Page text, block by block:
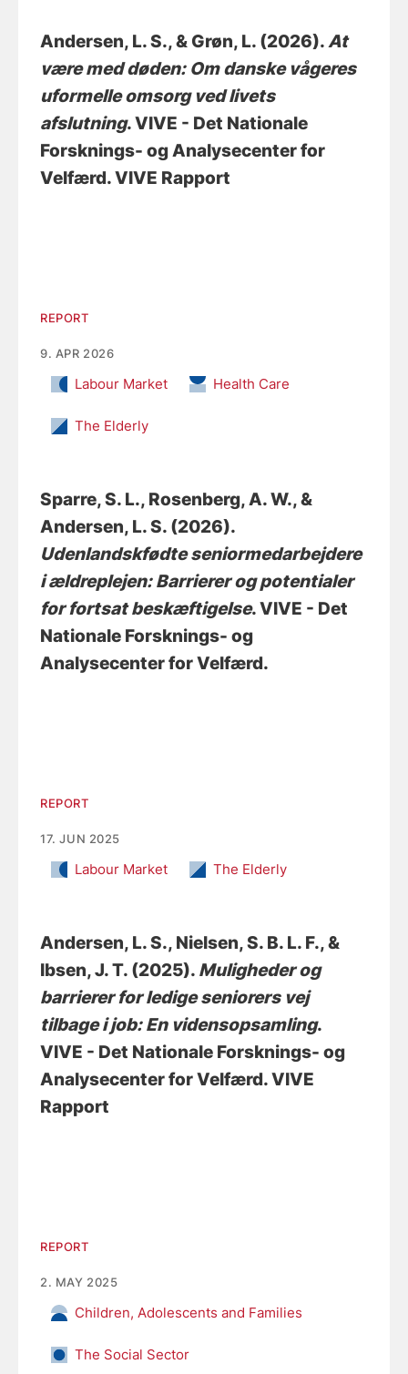
Andersen, L. S., & Grøn, L. (2026).At
være med døden: Om danske vågeres
uformelle omsorg ved livets
afslutning. VIVE - Det Nationale
Forsknings- og Analysecenter for
Velfærd. VIVE Rapport
REPORT
9. APR 2026
Labour Market Health Care
The Elderly
Sparre, S. L., Rosenberg, A. W., &
Andersen, L. S. (2026).
Udenlandskfødte seniormedarbejdere
i ældreplejen: Barrierer og potentialer
for fortsat beskæftigelse. VIVE - Det
Nationale Forsknings- og
Analysecenter for Velfærd.
REPORT
17. JUN 2025
Labour Market The Elderly
Andersen, L. S., Nielsen, S. B. L. F., &
Ibsen, J. T. (2025). Muligheder og
barrierer for ledige seniorers vej
tilbage i job: En vidensopsamling.
VIVE - Det Nationale Forsknings- og
Analysecenter for Velfærd. VIVE
Rapport
REPORT
2. MAY 2025
Children, Adolescents and Families
The Social Sector